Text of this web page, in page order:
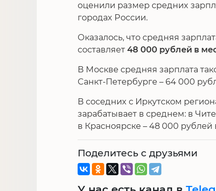
оценили размер средних
городах России.
Оказалось, что средняя
составляет 48 000 рублей в
В Москве средняя зарплата
Санкт-Петербурге – 64 000
В соседних с Иркутском
зарабатывает в среднем: в
в Красноярске – 48 000 рублей
Поделитесь с друзьями